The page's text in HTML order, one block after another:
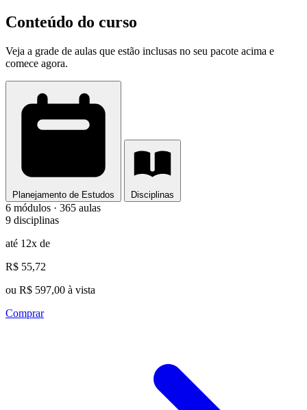
Conteúdo do curso
Veja a grade de aulas que estão inclusas no seu pacote acima e
comece agora.
Planejamento de Estudos Disciplinas
6 módulos · 365 aulas
9 disciplinas
até 12x de
R$ 55,72
ou R$ 597,00 à vista
Comprar